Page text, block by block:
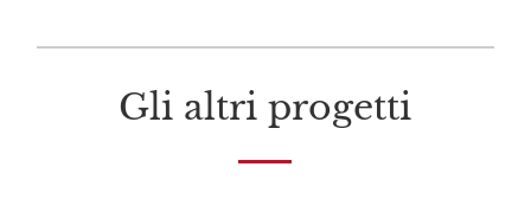
Gli altri progetti